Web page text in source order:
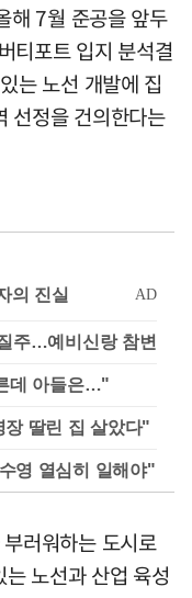
해 7월 준공을 앞두
티포트 입지 분석결
는 노선 개발에 집
선정을 건의한다는
주…예비신랑 참변
데 아들은…"
딸린 집 살았다"
영 열심히 일해야"
러워하는 도시로
노선과 산업 육성